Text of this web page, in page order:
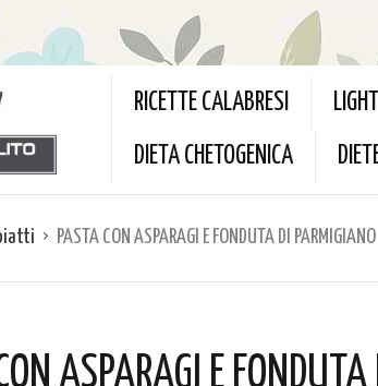
RICETTE CALABRESI LIGHT
DIETA CHETOGENICA
PASTA CON ASPARAGI E FONDUTA DI PARMIGIANO
ASPARAGI E